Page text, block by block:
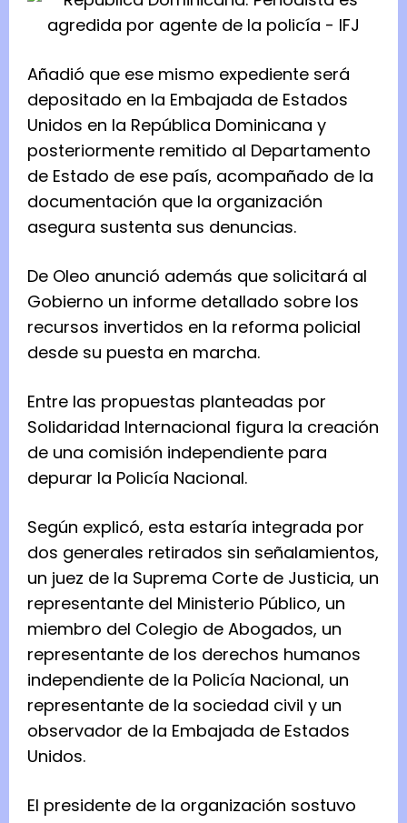
n
t
e
d
e
S
o
i
d
a
r
d
a
d
I
t
e
r
n
a
c
i
o
n
a
,
Añadió que ese mismo expediente será
depositado en la Embajada de Estados
Unidos en la República Dominicana y
posteriormente remitido al Departamento
de Estado de ese país, acompañado de la
documentación que la organización
asegura sustenta sus denuncias.
De Oleo anunció además que solicitará al
Gobierno un informe detallado sobre los
recursos invertidos en la reforma policial
desde su puesta en marcha.
Entre las propuestas planteadas por
Solidaridad Internacional figura la creación
de una comisión independiente para
depurar la Policía Nacional.
Según explicó, esta estaría integrada por
dos generales retirados sin señalamientos,
un juez de la Suprema Corte de Justicia, un
representante del Ministerio Público, un
miembro del Colegio de Abogados, un
representante de los derechos humanos
independiente de la Policía Nacional, un
representante de la sociedad civil y un
observador de la Embajada de Estados
Unidos.
El presidente de la organización sostuvo